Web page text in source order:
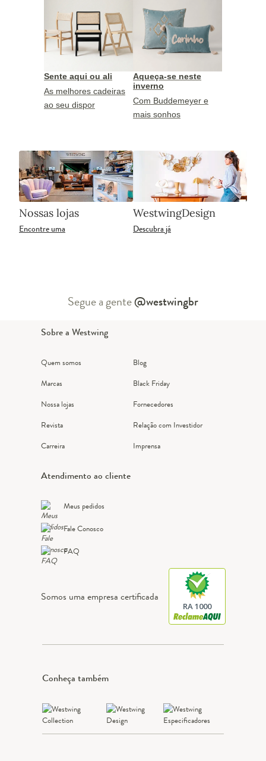
Sente aqui ou ali
As melhores cadeiras
ao seu dispor
Aqueça-se neste
inverno
Com Buddemeyer e
mais sonhos
Nossas lojas
Encontre uma
WestwingDesign
Descubra já
Segue a gente@westwingbr
Sobre a Westwing
Quem somos
Marcas
Nossa lojas
Revista
Carreira
Blog
Black Friday
Fornecedores
Relação com Investidor
Imprensa
Atendimento ao cliente
Meus pedidos
Fale Conosco
FAQ
Somos uma empresa certificada
RA 1000
Conheça também